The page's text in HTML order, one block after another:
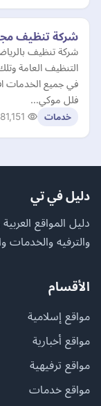
شركة تنظيف
التنظيف العامة
في جميع الخدمات
فلل موكي…
خدمات
دليل في تي
دليل المواقع
والترفيه والخدمات
الأقسام
مواقع إسلامية
مواقع أخبارية
مواقع ترفيهية
مواقع خدمات